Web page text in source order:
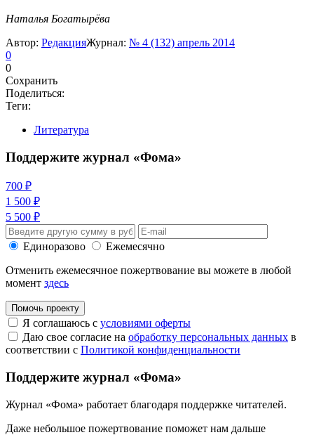
Наталья Богатырёва
Автор: РедакцияЖурнал: № 4 (132) апрель 2014
0
0
Сохранить
Поделиться:
Теги:
Литература
Поддержите журнал «Фома»
700 ₽
1 500 ₽
5 500 ₽
Единоразово
Ежемесячно
Отменить ежемесячное пожертвование вы можете в любой
момент здесь
Помочь проекту
Я соглашаюсь с условиями оферты
Даю свое согласие на обработку персональных данных в
соответствии с Политикой конфиденциальности
Поддержите журнал «Фома»
Журнал «Фома» работает благодаря поддержке читателей.
Даже небольшое пожертвование поможет нам дальше